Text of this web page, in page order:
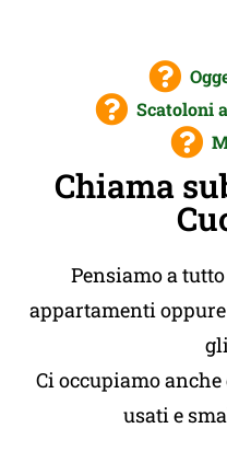
Scatoloni
Chiama
Pensiamo a
appartamenti
Ci occupiamo
usati e